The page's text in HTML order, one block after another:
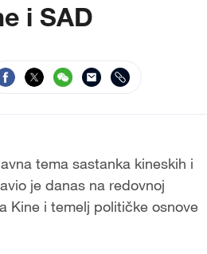
i SAD
tema sastanka kineskih i
je danas na redovnoj
Kine i temelj političke osnove